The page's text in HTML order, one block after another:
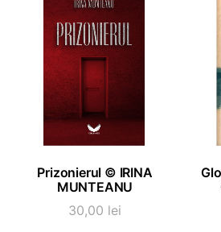
ADAUGĂ ÎN COȘ
Prizonierul © IRINA
MUNTEANU
30,00 lei